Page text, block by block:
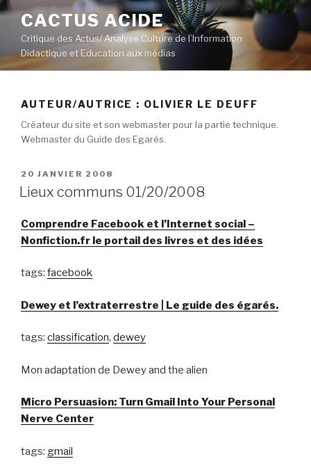
Aller
contenu
principal
CACTUS ACIDE
Critique des Actus/ Analyse Culture de l’Information
Didactique et Education aux médias
AUTEUR/AUTRICE : OLIVIER LE DEUFF
Créateur du site et son webmaster pour la partie technique.
Webmaster du Guide des Egarés.
PUBLIÉ
LE
20 JANVIER 2008
Lieux communs 01/20/2008
Comprendre Facebook et l’Internet social –
Nonfiction.fr le portail des livres et des idées
tags: facebook
Dewey et l’extraterrestre | Le guide des égarés.
tags: classification, dewey
Mon adaptation de Dewey and the alien
Micro Persuasion: Turn Gmail Into Your Personal
Nerve Center
tags: gmail